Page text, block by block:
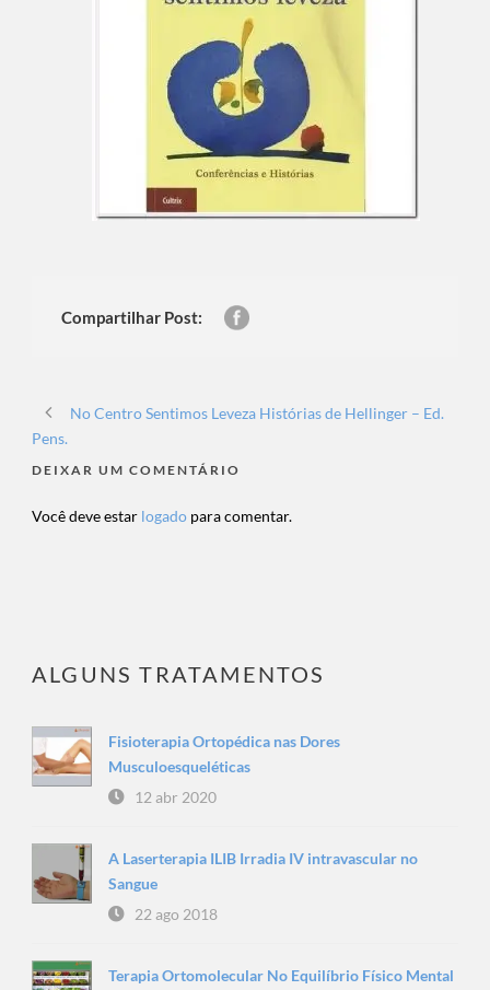
Compartilhar Post:
No Centro Sentimos Leveza Histórias de Hellinger – Ed.
Pens.
DEIXAR UM COMENTÁRIO
Você deve estar logado para comentar.
ALGUNS TRATAMENTOS
Fisioterapia Ortopédica nas Dores
Musculoesqueléticas
12 abr 2020
A Laserterapia ILIB Irradia IV intravascular no
Sangue
22 ago 2018
Terapia Ortomolecular No Equilíbrio Físico Mental